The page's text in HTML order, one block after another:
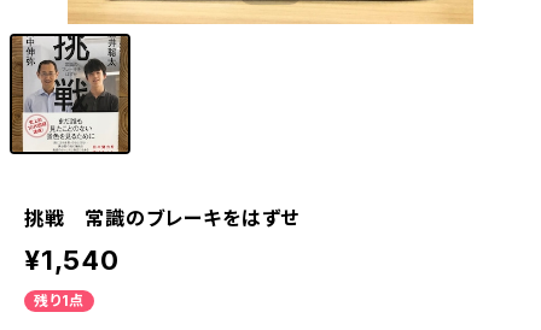
挑戦 常識のブレーキをはずせ
¥1,540
残り1点